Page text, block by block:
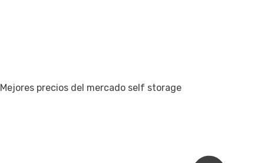
Mejores precios del mercado self storage